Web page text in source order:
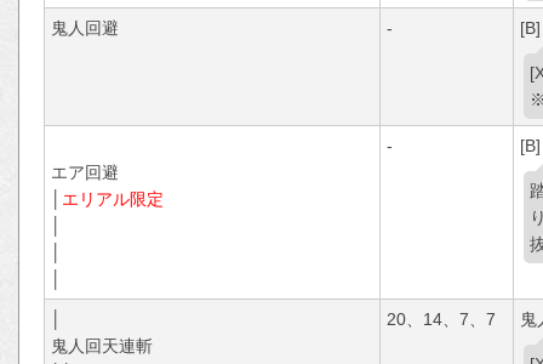
鬼人回避 - [B]
エア回避
エリアル限定
- [B]
鬼人回天連斬
20、14、7、7 鬼